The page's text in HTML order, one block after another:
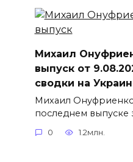
Михаил
выпуск от
сводки на
Михаил
последнем выпуске
0 1.2млн.